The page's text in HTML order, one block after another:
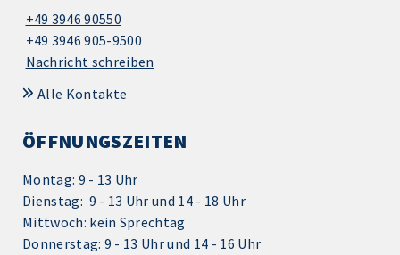
+49 3946 90550
+49 3946 905-9500
Nachricht schreiben
Alle Kontakte
ÖFFNUNGSZEITEN
Montag: 9 - 13 Uhr
Dienstag: 9 - 13 Uhr und 14 - 18 Uhr
Mittwoch: kein Sprechtag
Donnerstag: 9 - 13 Uhr und 14 - 16 Uhr